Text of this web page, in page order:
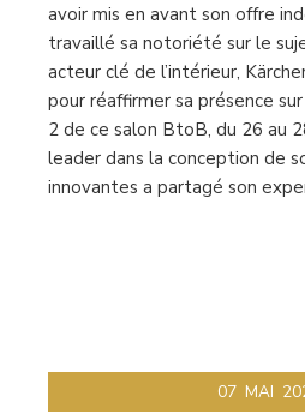
avoir mis en avant son offre
travaillé sa notoriété sur le
acteur clé de l’intérieur,
pour réaffirmer sa présence
2 de ce salon BtoB, du 26 au
leader dans la conception de
innovantes a partagé son
07 MAI